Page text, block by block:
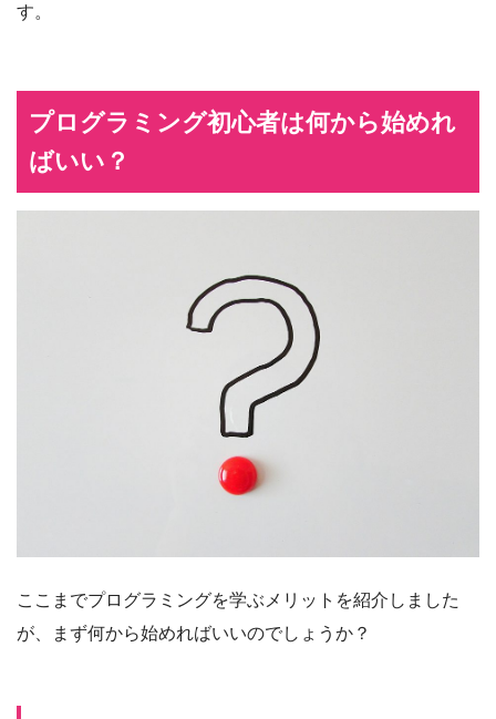
す。
プログラミング初心者は何から始めれ
ばいい？
ここまでプログラミングを学ぶメリットを紹介しました
が、まず何から始めればいいのでしょうか？